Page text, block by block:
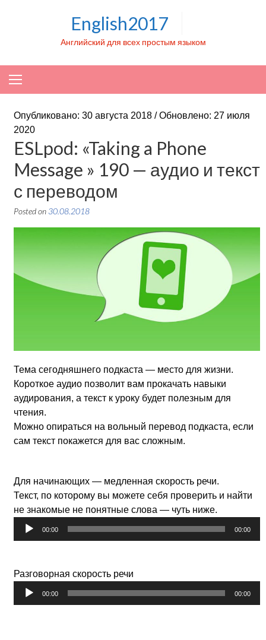
English2017
Английский для всех простым языком
Опубликовано: 30 августа 2018 / Обновлено: 27 июля
2020
ESLpod: «Taking a Phone
Message » 190 — аудио и текст
с переводом
Posted on 30.08.2018
Тема сегодняшнего подкаста — место для жизни.
Короткое аудио позволит вам прокачать навыки
аудирования, а текст к уроку будет полезным для
чтения.
Можно опираться на вольный перевод подкаста, если
сам текст покажется для вас сложным.
Для начинающих — медленная скорость речи.
Текст, по которому вы можете себя проверить и найти
не знакомые не понятные слова — чуть ниже.
Аудиоплеер
00:00 00:00
Разговорная скорость речи
Аудиоплеер
00:00 00:00